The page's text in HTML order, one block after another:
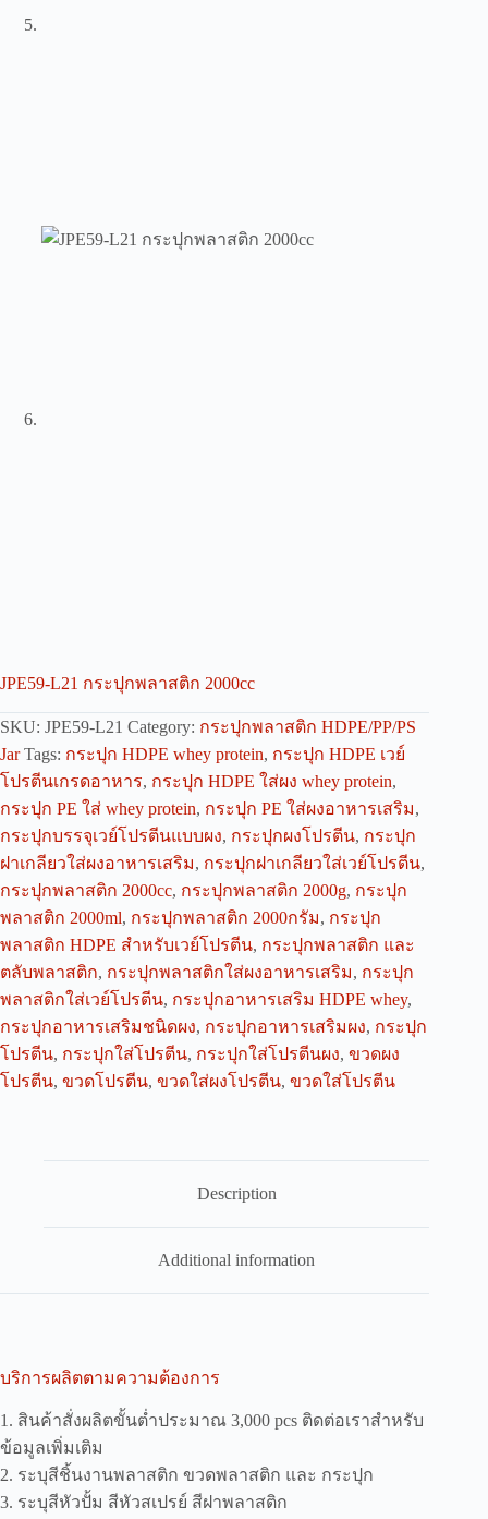
JPE59-L21 กระปุกพลาสติก 2000cc
SKU: JPE59-L21 Category: กระปุกพลาสติก HDPE/PP/PS
Jar Tags: กระปุก HDPE whey protein, กระปุก HDPE เวย์
โปรตีนเกรดอาหาร, กระปุก HDPE ใส่ผง whey protein,
กระปุก PE ใส่ whey protein, กระปุก PE ใส่ผงอาหารเสริม,
กระปุกบรรจุเวย์โปรตีนแบบผง, กระปุกผงโปรตีน, กระปุก
ฝาเกลียวใส่ผงอาหารเสริม, กระปุกฝาเกลียวใส่เวย์โปรตีน,
กระปุกพลาสติก 2000cc, กระปุกพลาสติก 2000g, กระปุก
พลาสติก 2000ml, กระปุกพลาสติก 2000กรัม, กระปุก
พลาสติก HDPE สำหรับเวย์โปรตีน, กระปุกพลาสติก และ
ตลับพลาสติก, กระปุกพลาสติกใส่ผงอาหารเสริม, กระปุก
พลาสติกใส่เวย์โปรตีน, กระปุกอาหารเสริม HDPE whey,
กระปุกอาหารเสริมชนิดผง, กระปุกอาหารเสริมผง, กระปุก
โปรตีน, กระปุกใส่โปรตีน, กระปุกใส่โปรตีนผง, ขวดผง
โปรตีน, ขวดโปรตีน, ขวดใส่ผงโปรตีน, ขวดใส่โปรตีน
Description
Additional information
บริการผลิตตามความต้องการ
1. สินค้าสั่งผลิตขั้นต่ำประมาณ 3,000 pcs ติดต่อเราสำหรับ
ข้อมูลเพิ่มเติม
2. ระบุสีชิ้นงานพลาสติก ขวดพลาสติก และ กระปุก
3. ระบุสีหัวปั้ม สีหัวสเปรย์ สีฝาพลาสติก